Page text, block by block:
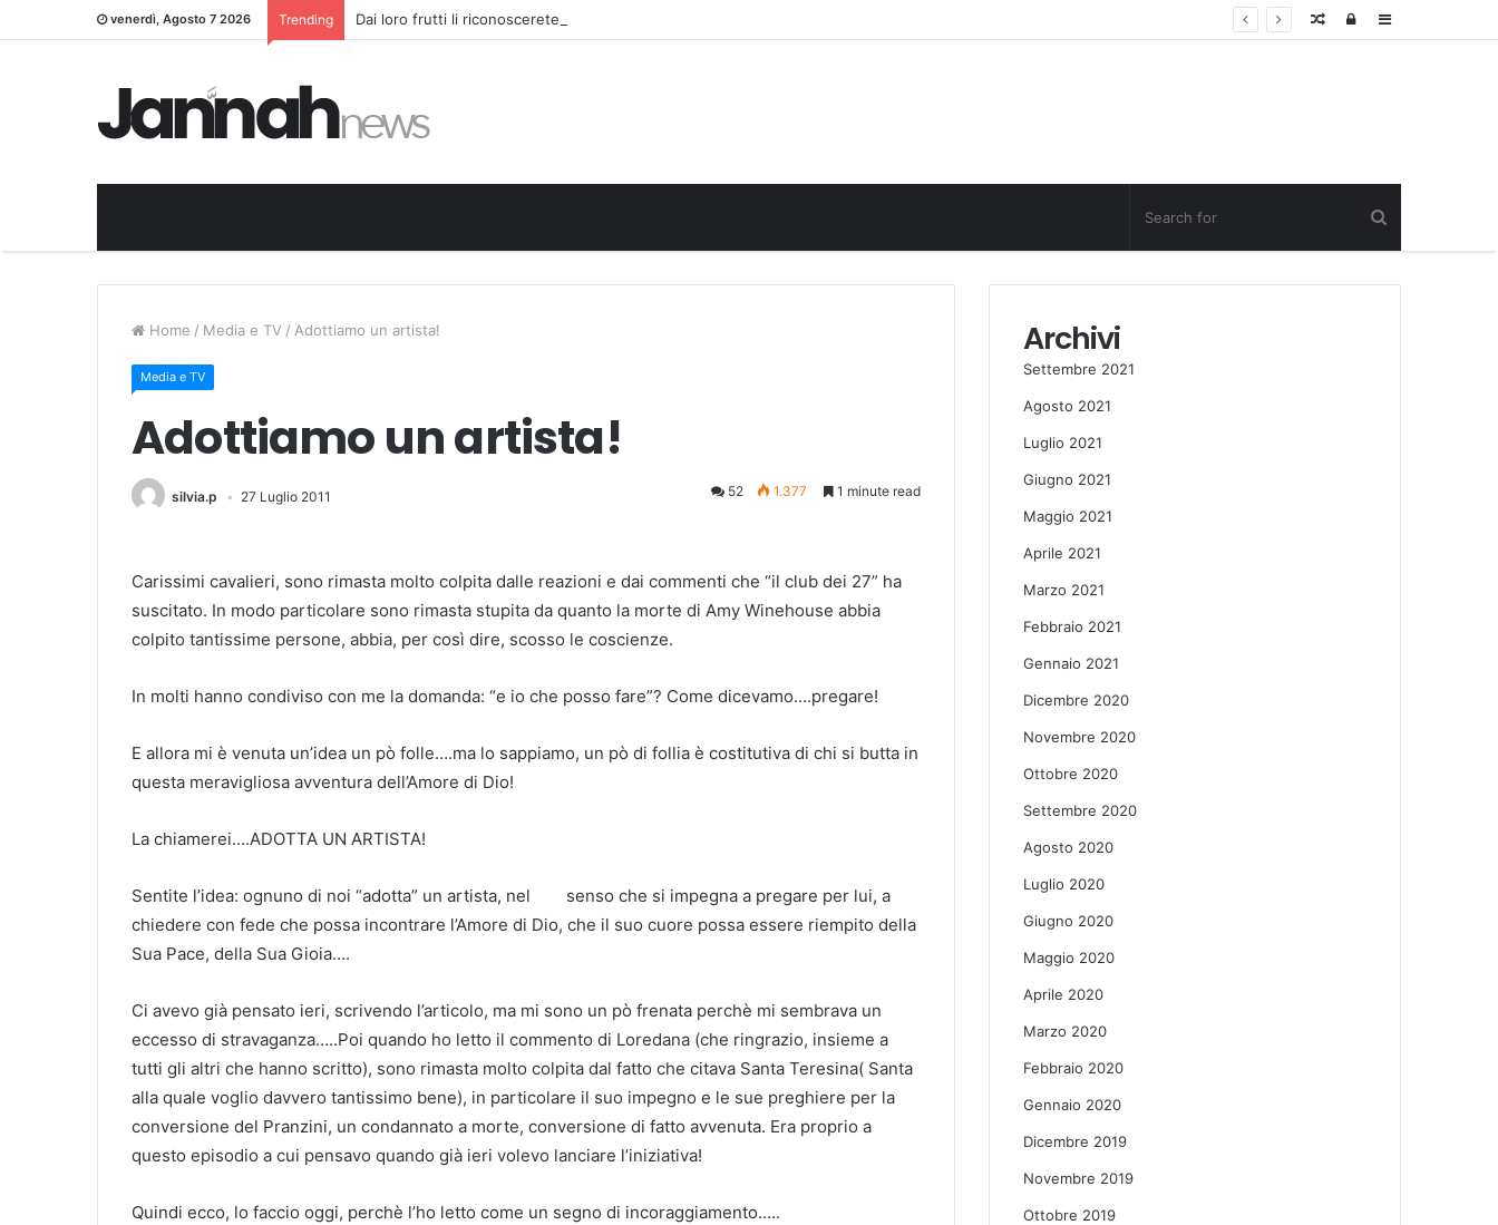
venerdì, Agosto 7 2026 Trending Dai loro frutti li riconoscerete Sidebar
Log
Random
Home / Media e TV / Adottiamo un artista!
Media e TV
Adottiamo un artista!
silvia.p 27 Luglio 2011 52 1.377 1 minute read
Carissimi cavalieri, sono rimasta molto colpita dalle reazioni e dai commenti che “il club dei 27” ha
suscitato. In modo particolare sono rimasta stupita da quanto la morte di Amy Winehouse abbia
colpito tantissime persone, abbia, per così dire, scosso le coscienze.
In molti hanno condiviso con me la domanda: “e io che posso fare”? Come dicevamo….pregare!
E allora mi è venuta un’idea un pò folle….ma lo sappiamo, un pò di follia è costitutiva di chi si butta in
questa meravigliosa avventura dell’Amore di Dio!
La chiamerei….ADOTTA UN ARTISTA!
Sentite l’idea: ognuno di noi “adotta” un artista, nel senso che si impegna a pregare per lui, a
chiedere con fede che possa incontrare l’Amore di Dio, che il suo cuore possa essere riempito della
Sua Pace, della Sua Gioia….
Ci avevo già pensato ieri, scrivendo l’articolo, ma mi sono un pò frenata perchè mi sembrava un
eccesso di stravaganza…..Poi quando ho letto il commento di Loredana (che ringrazio, insieme a
tutti gli altri che hanno scritto), sono rimasta molto colpita dal fatto che citava Santa Teresina( Santa
alla quale voglio davvero tantissimo bene), in particolare il suo impegno e le sue preghiere per la
conversione del Pranzini, un condannato a morte, conversione di fatto avvenuta. Era proprio a
questo episodio a cui pensavo quando già ieri volevo lanciare l’iniziativa!
Quindi ecco, lo faccio oggi, perchè l’ho letto come un segno di incoraggiamento…..
Archivi
Settembre 2021
Agosto 2021
Luglio 2021
Giugno 2021
Maggio 2021
Aprile 2021
Marzo 2021
Febbraio 2021
Gennaio 2021
Dicembre 2020
Novembre 2020
Ottobre 2020
Settembre 2020
Agosto 2020
Luglio 2020
Giugno 2020
Maggio 2020
Aprile 2020
Marzo 2020
Febbraio 2020
Gennaio 2020
Dicembre 2019
Novembre 2019
Ottobre 2019